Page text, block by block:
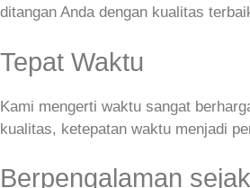
ditangan Anda dengan kualitas
Tepat Waktu
Kami mengerti waktu sangat
kualitas, ketepatan waktu menjadi
Berpengalaman